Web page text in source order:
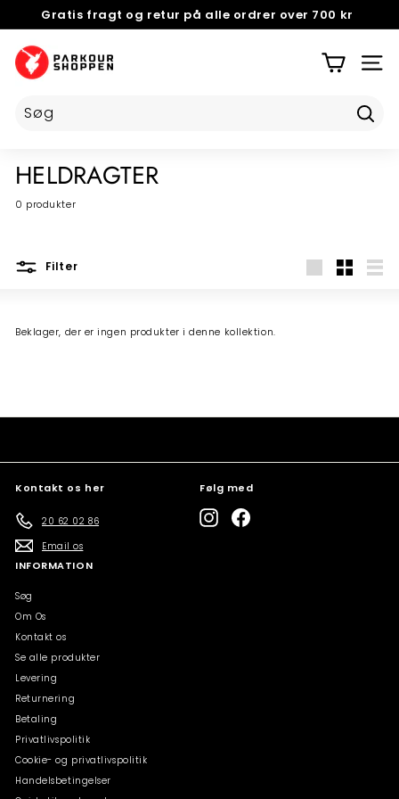
Pause
Gratis fragt og retur på alle ordrer over 700 kr
NEM OG GRATIS
5 STJERNER PÅ TRUSTPILOT
P
A
K
U
R
S
O
P
E
HELDRAGTER
0 produkter
Filter
Beklager, der er ingen produkter i denne kollektion.
Kontakt os her
20 62 02 86
Email os
Følg med
Instagram
INFORMATION
Søg
Om Os
Kontakt os
Se alle produkter
Levering
Returnering
Betaling
Privatlivspolitik
Cookie- og privatlivspolitik
Handelsbetingelser